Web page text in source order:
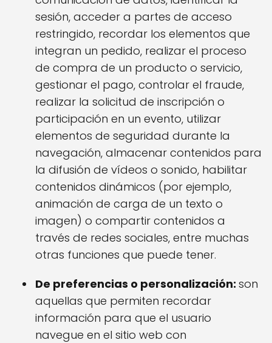
sesión, acceder a partes de acceso
restringido, recordar los elementos que
integran un pedido, realizar el proceso
de compra de un producto o servicio,
gestionar el pago, controlar el fraude,
realizar la solicitud de inscripción o
participación en un evento, utilizar
elementos de seguridad durante la
navegación, almacenar contenidos para
la difusión de vídeos o sonido, habilitar
contenidos dinámicos (por ejemplo,
animación de carga de un texto o
imagen) o compartir contenidos a
través de redes sociales, entre muchas
otras funciones que puede tener.
De preferencias o personalización: son
aquellas que permiten recordar
información para que el usuario
navegue en el sitio web con